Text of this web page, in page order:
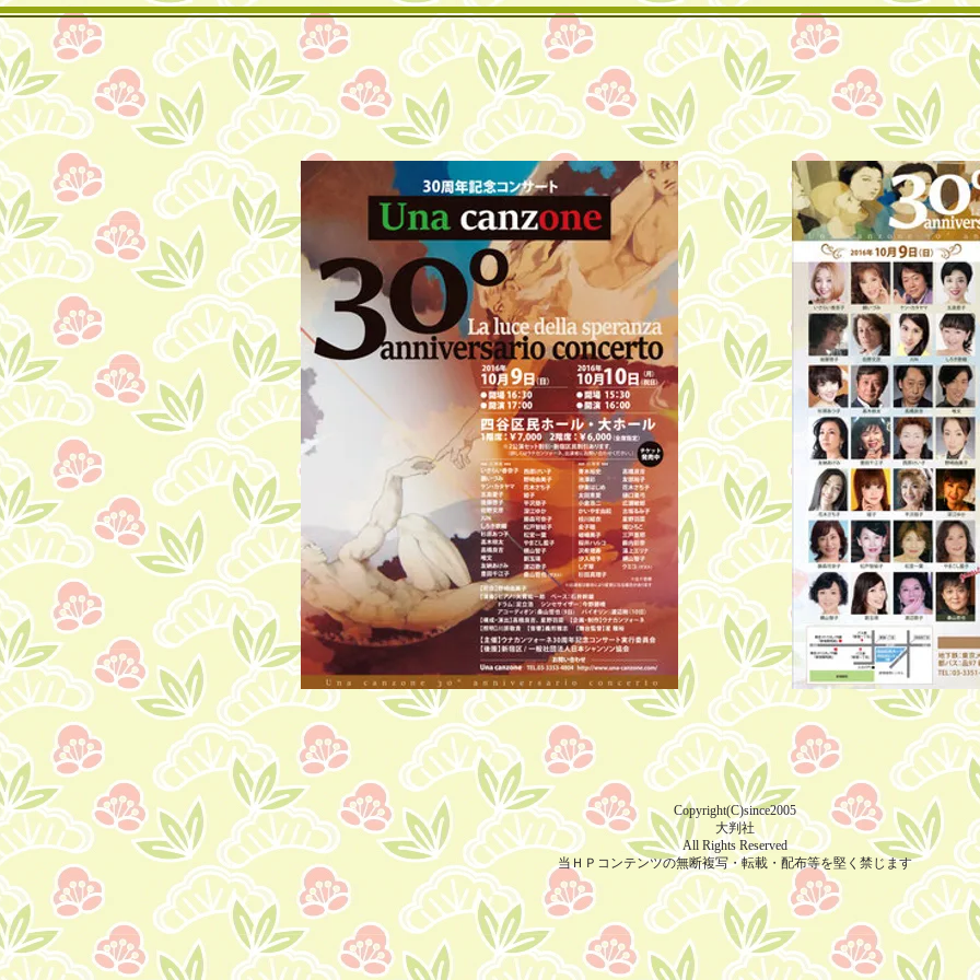
Copyright(C)since2005
大判社
All Rights Reserved
当ＨＰコンテンツの無断複写・転載・配布等を堅く禁じます